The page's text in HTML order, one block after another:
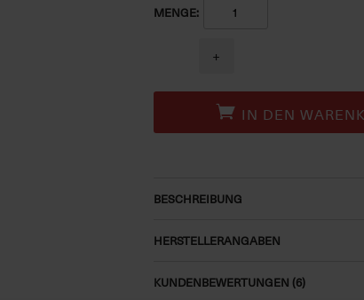
MENGE:
+
IN DEN
BESCHREIBUNG
HERSTELLERANGABEN
KUNDENBEWERTUNGEN (6)